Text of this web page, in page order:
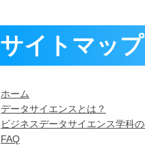
サイトマップ
ホーム
データサイエンスとは？
ビジネスデータサイエンス学科
FAQ